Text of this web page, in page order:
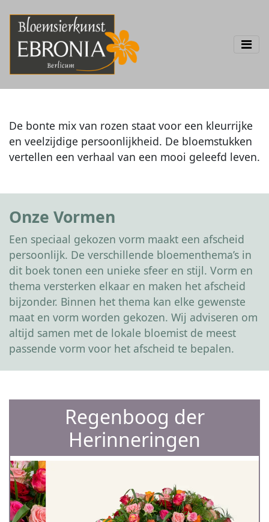
De bonte mix van rozen staat voor een kleurrijke
en veelzijdige persoonlijkheid. De bloemstukken
vertellen een verhaal van een mooi geleefd leven.
Onze Vormen
Een speciaal gekozen vorm maakt een afscheid
persoonlijk. De verschillende bloementhema’s in
dit boek tonen een unieke sfeer en stijl. Vorm en
thema versterken elkaar en maken het afscheid
bijzonder. Binnen het thema kan elke gewenste
maat en vorm worden gekozen. Wij adviseren om
altijd samen met de lokale bloemist de meest
passende vorm voor het afscheid te bepalen.
Regenboog der
Herinneringen